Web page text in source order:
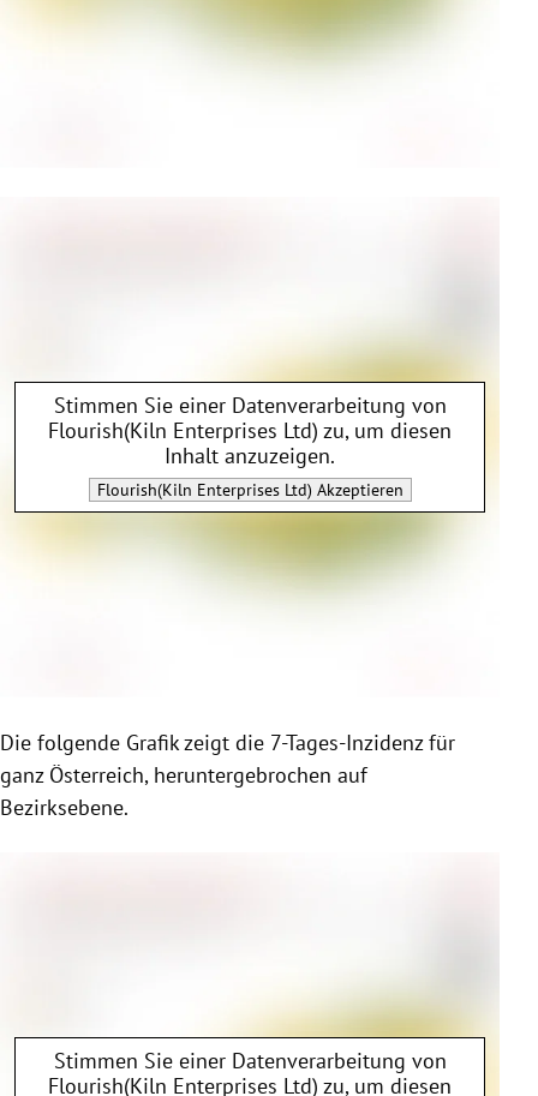
Stimmen Sie einer Datenverarbeitung von
Flourish(Kiln Enterprises Ltd) zu, um diesen
Inhalt anzuzeigen.
Flourish(Kiln Enterprises Ltd) Akzeptieren
Die folgende Grafik zeigt die 7-Tages-Inzidenz für
ganz Österreich, heruntergebrochen auf
Bezirksebene.
Stimmen Sie einer Datenverarbeitung von
Flourish(Kiln Enterprises Ltd) zu, um diesen